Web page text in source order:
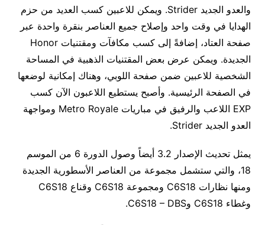
والعدو الجديد Strider. ويمكن للاعبين كسب العديد من حزم
الهدايا في وقت واحد وإصلاح جميع العناصر بنقرة واحدة عبر
صفحة العتاد، إضافةً إلى كسب مكافآت ومقتنيات Honor
الجديدة. ويمكن عرض بعض المقتنيات الذهبية في المساحة
الشخصية للاعبين ضمن صفحة اللوبي، وهناك إمكانية لوضعها
في الصفحة الرئيسية. وأصبح يستطيع اللاعبون الآن كسب
EXP اللاعب والرفيق في مباريات Metro Royale ومواجهة
العدو الجديد Strider.
يمثل تحديث الإصدار 3.2 أيضاً وصول الدورة 6 من الموسم
18، والتي ستشمل مجموعة من العناصر الأسطورية الجديدة
ومنها نظارات C6S18 ومجموعة C6S18 وقناع C6S18
وغطاء C6S18 وC6S18 – DBS.